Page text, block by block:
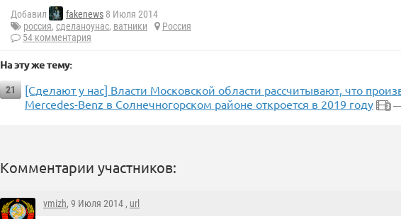
Добавил fakenews 8 Июля 2014
россия, сделаноунас, ватники
Россия
54 комментария
На эту же тему:
21
[Сделают у нас] Власти Московской области рассчитывают, что
Mercedes-Benz в Солнечногорском районе откроется в 2019 году
3 —
Комментарии участников:
vmizh, 9 Июля 2014 , url